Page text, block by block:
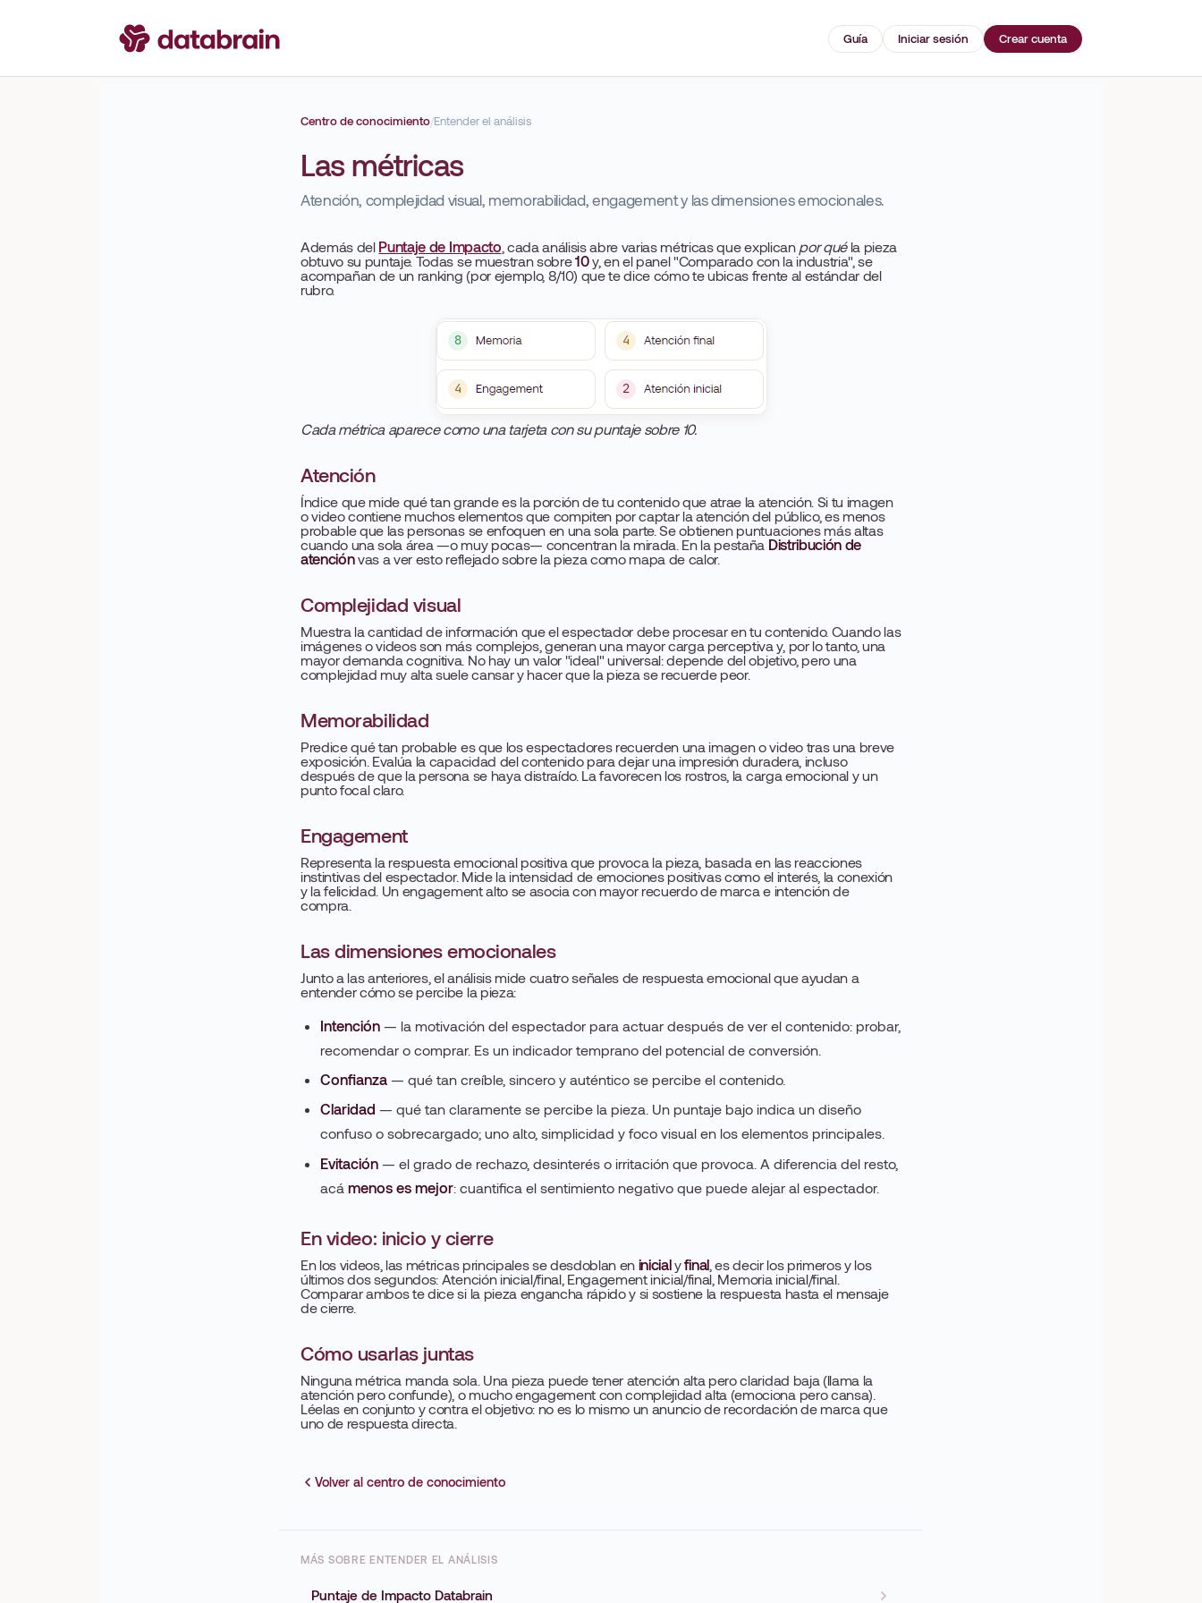
Guía Iniciar sesión Crear cuenta
Centro de conocimiento/Entender el análisis
Las métricas
Atención, complejidad visual, memorabilidad, engagement y las dimensiones emocionales.
Además del Puntaje de Impacto , cada análisis abre varias métricas que explican por quéla pieza
obtuvo su puntaje. Todas se muestran sobre10y, en el panel "Comparado con la industria", se
acompañan de un ranking (por ejemplo, 8/10) que te dice cómo te ubicas frente al estándar del
rubro.
Cada métrica aparece como una tarjeta con su puntaje sobre 10.
Atención
Índice que mide qué tan grande es la porción de tu contenido que atrae la atención. Si tu imagen
o video contiene muchos elementos que compiten por captar la atención del público, es menos
probable que las personas se enfoquen en una sola parte. Se obtienen puntuaciones más altas
cuando una sola área —o muy pocas— concentran la mirada. En la pestaña Distribución de
atenciónvas a ver esto reflejado sobre la pieza como mapa de calor.
Complejidad visual
Muestra la cantidad de información que el espectador debe procesar en tu contenido. Cuando las
imágenes o videos son más complejos, generan una mayor carga perceptiva y, por lo tanto, una
mayor demanda cognitiva. No hay un valor "ideal" universal: depende del objetivo, pero una
complejidad muy alta suele cansar y hacer que la pieza se recuerde peor.
Memorabilidad
Predice qué tan probable es que los espectadores recuerden una imagen o video tras una breve
exposición. Evalúa la capacidad del contenido para dejar una impresión duradera, incluso
después de que la persona se haya distraído. La favorecen los rostros, la carga emocional y un
punto focal claro.
Engagement
Representa la respuesta emocional positiva que provoca la pieza, basada en las reacciones
instintivas del espectador. Mide la intensidad de emociones positivas como el interés, la conexión
y la felicidad. Un engagement alto se asocia con mayor recuerdo de marca e intención de
compra.
Las dimensiones emocionales
Junto a las anteriores, el análisis mide cuatro señales de respuesta emocional que ayudan a
entender cómo se percibe la pieza:
Intención— la motivación del espectador para actuar después de ver el contenido: probar,
recomendar o comprar. Es un indicador temprano del potencial de conversión.
Confianza— qué tan creíble, sincero y auténtico se percibe el contenido.
Claridad — qué tan claramente se percibe la pieza. Un puntaje bajo indica un diseño
confuso o sobrecargado; uno alto, simplicidad y foco visual en los elementos principales.
Evitación— el grado de rechazo, desinterés o irritación que provoca. A diferencia del resto,
acá menos es mejor: cuantifica el sentimiento negativo que puede alejar al espectador.
En video: inicio y cierre
En los videos, las métricas principales se desdoblan en inicialyfinal, es decir los primeros y los
últimos dos segundos: Atención inicial/final, Engagement inicial/final, Memoria inicial/final.
Comparar ambos te dice si la pieza engancha rápido y si sostiene la respuesta hasta el mensaje
de cierre.
Cómo usarlas juntas
Ninguna métrica manda sola. Una pieza puede tener atención alta pero claridad baja (llama la
atención pero confunde), o mucho engagement con complejidad alta (emociona pero cansa).
Léelas en conjunto y contra el objetivo: no es lo mismo un anuncio de recordación de marca que
uno de respuesta directa.
Volver al centro de conocimiento
MÁS SOBRE ENTENDER EL ANÁLISIS
Puntaje de Impacto Databrain